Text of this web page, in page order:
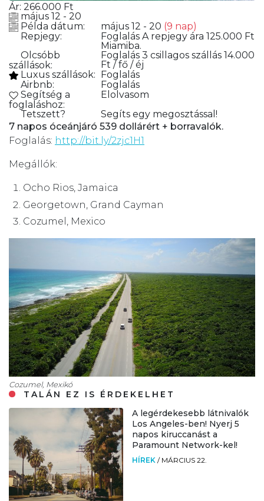
Ár: 266.000 Ft
május 12 - 20
Példa dátum:
május 12 - 20 (9 nap)
Repjegy:
Foglalás A repjegy ára 125.000 Ft
Miamiba.
Olcsóbb
szállások:
Foglalás 3 csillagos szállás 14.000
Ft / fő / éj
Luxus szállások: Foglalás
Airbnb:
Foglalás
Segítség a
foglaláshoz:
Elolvasom
Tetszett?
Segíts egy megosztással!
7 napos óceánjáró 539 dollárért + borravalók.
Foglalás: http://bit.ly/2zjc1H1
Megállók:
Ocho Rios, Jamaica
Georgetown, Grand Cayman
Cozumel, Mexico
Cozumel, Mexikó
TALÁN EZ IS ÉRDEKELHET
A legérdekesebb látnivalók
Los Angeles-ben! Nyerj 5
napos kiruccanást a
Paramount Network-kel!
HÍREK / MÁRCIUS 22.